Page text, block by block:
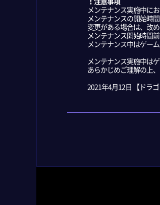
！注意事項
メンテナンス実施中に
メンテナンスの開始時
変更がある場合は、改
メンテナンス開始時間
メンテナンス中はゲー
メンテナンス実施中は
あらかじめご理解の上
2021年4月12日 【ドラ